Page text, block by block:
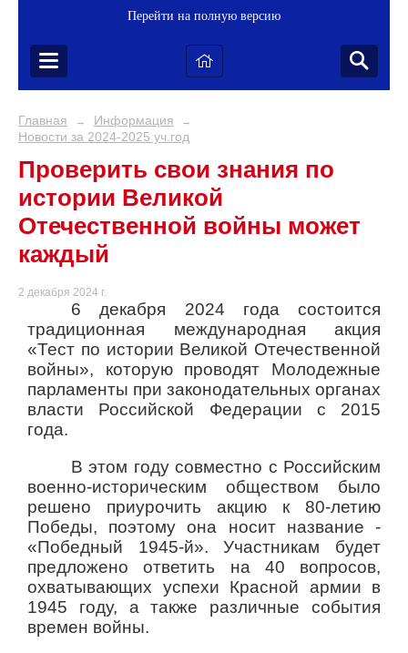
Перейти на полную версию
Главная → Информация →
Новости за 2024-2025 уч.год
Проверить свои знания по
истории Великой
Отечественной войны может
каждый
2 декабря 2024 г.
6 декабря 2024 года состоится
традиционная международная акция
«Тест по истории Великой Отечественной
войны», которую проводят Молодежные
парламенты при законодательных органах
власти Российской Федерации с 2015
года.
В этом году совместно с Российским
военно-историческим обществом было
решено приурочить акцию к 80-летию
Победы, поэтому она носит название -
«Победный 1945-й». Участникам будет
предложено ответить на 40 вопросов,
охватывающих успехи Красной армии в
1945 году, а также различные события
времен войны.